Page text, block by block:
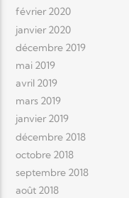
février 2020
janvier 2020
décembre 2019
mai 2019
avril 2019
mars 2019
janvier 2019
décembre 2018
octobre 2018
septembre 2018
août 2018